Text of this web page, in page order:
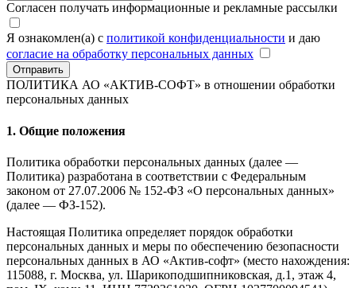
Согласен получать информационные и рекламные рассылки
Я ознакомлен(а) с политикой конфиденциальности и даю
согласие на обработку персональных данных
Отправить
ПОЛИТИКА АО «АКТИВ-СОФТ» в отношении обработки
персональных данных
1. Общие положения
Политика обработки персональных данных (далее —
Политика) разработана в соответствии с Федеральным
законом от 27.07.2006 № 152-ФЗ «О персональных данных»
(далее — ФЗ-152).
Настоящая Политика определяет порядок обработки
персональных данных и меры по обеспечению безопасности
персональных данных в АО «Актив-софт» (место нахождения:
115088, г. Москва, ул. Шарикоподшипниковская, д.1, этаж 4,